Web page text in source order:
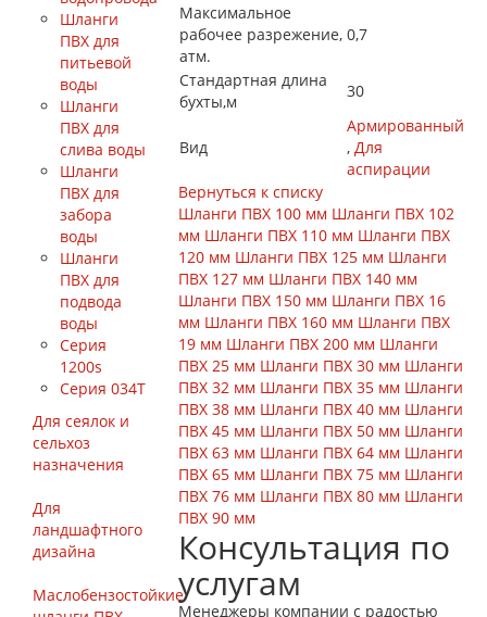
Шланги
ПВХ для
питьевой
воды
Шланги
ПВХ для
слива воды
Шланги
ПВХ для
забора
воды
Шланги
ПВХ для
подвода
воды
Серия
1200s
Серия 034Т
Для сеялок и
сельхоз
назначения
Для
ландшафтного
дизайна
Маслобензостойкие
Максимальное
рабочее разрежение,
атм.
0,7
Стандартная длина
бухты,м
30
Вид
Армированный
,Для
аспирации
Вернуться к списку
Шланги ПВХ 100 мм Шланги ПВХ 102
мм Шланги ПВХ 110 мм Шланги ПВХ
120 мм Шланги ПВХ 125 мм Шланги
ПВХ 127 мм Шланги ПВХ 140 мм
Шланги ПВХ 150 мм Шланги ПВХ 16
мм Шланги ПВХ 160 мм Шланги ПВХ
19 мм Шланги ПВХ 200 мм Шланги
ПВХ 25 мм Шланги ПВХ 30 мм Шланги
ПВХ 32 мм Шланги ПВХ 35 мм Шланги
ПВХ 38 мм Шланги ПВХ 40 мм Шланги
ПВХ 45 мм Шланги ПВХ 50 мм Шланги
ПВХ 63 мм Шланги ПВХ 64 мм Шланги
ПВХ 65 мм Шланги ПВХ 75 мм Шланги
ПВХ 76 мм Шланги ПВХ 80 мм Шланги
ПВХ 90 мм
Консультация по
услугам
Менеджеры компании с радостью